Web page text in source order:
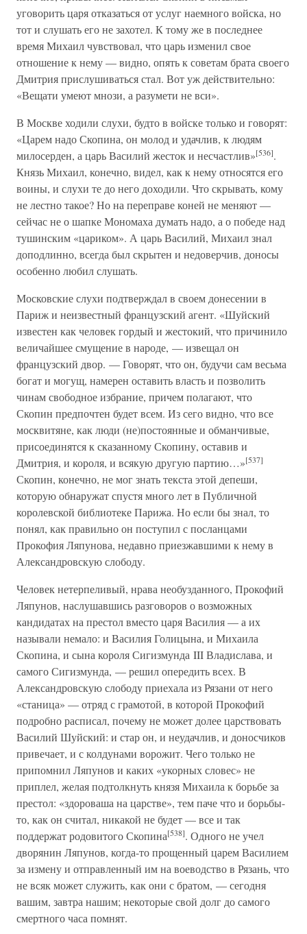
уговорить царя отказаться от услуг наемного войска, но
тот и слушать его не захотел. К тому же в последнее
время Михаил чувствовал, что царь изменил свое
отношение к нему — видно, опять к советам брата своего
Дмитрия прислушиваться стал. Вот уж действительно:
«Вещати умеют мнози, а разумети не вси».
В Москве ходили слухи, будто в войске только и говорят:
«Царем надо Скопина, он молод и удачлив, к людям
милосерден, а царь Василий жесток и несчастлив»[536].
Князь Михаил, конечно, видел, как к нему относятся его
воины, и слухи те до него доходили. Что скрывать, кому
не лестно такое? Но на переправе коней не меняют —
сейчас не о шапке Мономаха думать надо, а о победе над
тушинским «цариком». А царь Василий, Михаил знал
доподлинно, всегда был скрытен и недоверчив, доносы
особенно любил слушать.
Московские слухи подтверждал в своем донесении в
Париж и неизвестный французский агент. «Шуйский
известен как человек гордый и жестокий, что причинило
величайшее смущение в народе, — извещал он
французский двор. — Говорят, что он, будучи сам весьма
богат и могущ, намерен оставить власть и позволить
чинам свободное избрание, причем полагают, что
Скопин предпочтен будет всем. Из сего видно, что все
москвитяне, как люди (не)постоянные и обманчивые,
присоединятся к сказанному Скопину, оставив и
Дмитрия, и короля, и всякую другую партию…»[537]
Скопин, конечно, не мог знать текста этой депеши,
которую обнаружат спустя много лет в Публичной
королевской библиотеке Парижа. Но если бы знал, то
понял, как правильно он поступил с посланцами
Прокофия Ляпунова, недавно приезжавшими к нему в
Александровскую слободу.
Человек нетерпеливый, нрава необузданного, Прокофий
Ляпунов, наслушавшись разговоров о возможных
кандидатах на престол вместо царя Василия — а их
называли немало: и Василия Голицына, и Михаила
Скопина, и сына короля Сигизмунда III Владислава, и
самого Сигизмунда, — решил опередить всех. В
Александровскую слободу приехала из Рязани от него
«станица» — отряд с грамотой, в которой Прокофий
подробно расписал, почему не может долее царствовать
Василий Шуйский: и стар он, и неудачлив, и доносчиков
привечает, и с колдунами ворожит. Чего только не
припомнил Ляпунов и каких «укорных словес» не
приплел, желая подтолкнуть князя Михаила к борьбе за
престол: «здороваша на царстве», тем паче что и борьбы-
то, как он считал, никакой не будет — все и так
поддержат родовитого Скопина[538]. Одного не учел
дворянин Ляпунов, когда-то прощенный царем Василием
за измену и отправленный им на воеводство в Рязань, что
не всяк может служить, как они с братом, — сегодня
вашим, завтра нашим; некоторые свой долг до самого
смертного часа помнят.